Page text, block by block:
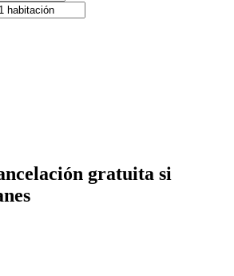
gratuita si